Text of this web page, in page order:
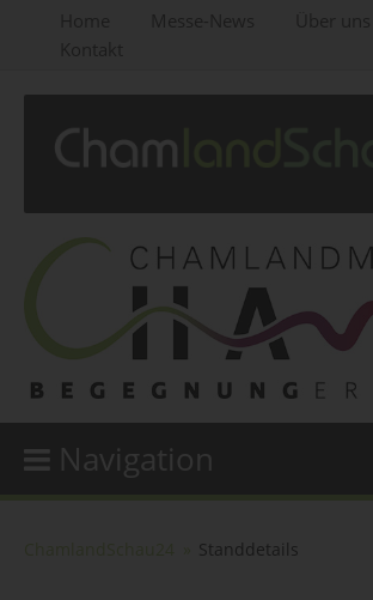
Navigation
Standdetails